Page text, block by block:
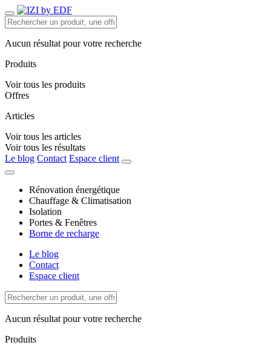
Aucun résultat pour votre recherche
Produits
Voir tous les produits
Offres
Articles
Voir tous les articles
Voir tous les résultats
Le blog Contact Espace client
Rénovation énergétique
Chauffage & Climatisation
Isolation
Portes & Fenêtres
Borne de recharge
Le blog
Contact
Espace client
Aucun résultat pour votre recherche
Produits